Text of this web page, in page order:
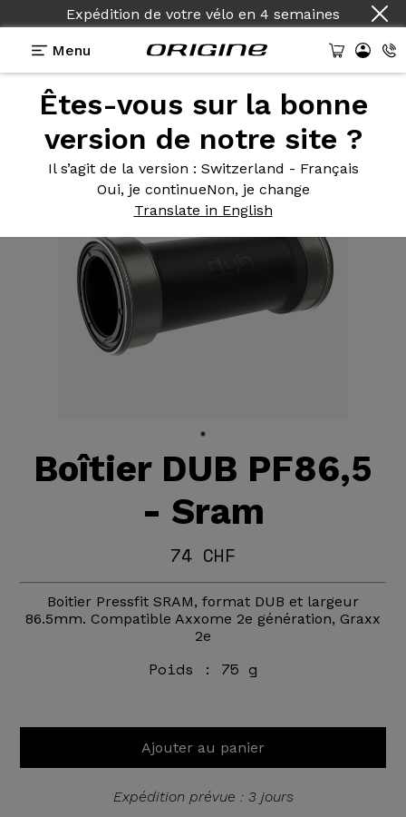
Expédition de votre vélo en 4 semaines
Menu
Êtes-vous sur la bonne
version de notre site ?
Il s’agit de la version : Switzerland - Français
Oui, je continueNon, je change
Translate in English
Equipements>Boîtier>DUB PF86,5
Boîtier DUB PF86,5
- Sram
74 CHF
Boitier Pressfit SRAM, format DUB et largeur
86.5mm. Compatible Axxome 2e génération, Graxx
2e
Poids : 75 g
Ajouter au panier
Expédition prévue : 3 jours